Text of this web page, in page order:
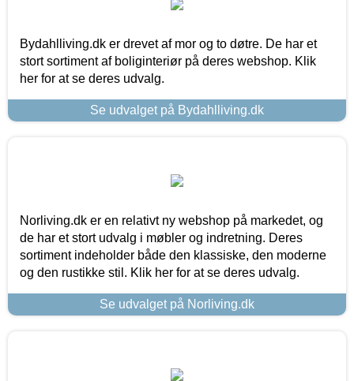
Bydahlliving.dk er drevet af mor og to døtre. De har et
stort sortiment af boliginteriør på deres webshop. Klik
her for at se deres udvalg.
Se udvalget på Bydahlliving.dk
Norliving.dk er en relativt ny webshop på markedet, og
de har et stort udvalg i møbler og indretning. Deres
sortiment indeholder både den klassiske, den moderne
og den rustikke stil. Klik her for at se deres udvalg.
Se udvalget på Norliving.dk